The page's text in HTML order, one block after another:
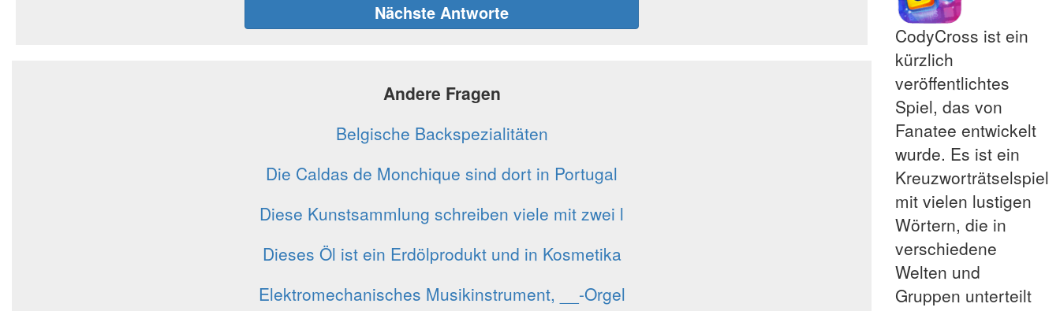
Nächste Antworte
Andere Fragen
Belgische Backspezialitäten
Die Caldas de Monchique sind dort in Portugal
Diese Kunstsammlung schreiben viele mit zwei l
Dieses Öl ist ein Erdölprodukt und in Kosmetika
Elektromechanisches Musikinstrument, __-Orgel
CodyCross ist ein
kürzlich
veröffentlichtes
Spiel, das von
Fanatee entwickelt
wurde. Es ist ein
Kreuzworträtselspiel
mit vielen lustigen
Wörtern, die in
verschiedene
Welten und
Gruppen unterteilt